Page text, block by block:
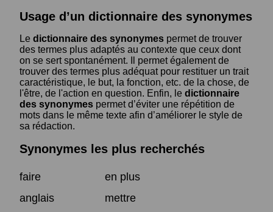
Usage d’un dictionnaire des synonymes
Le dictionnaire des synonymes permet de trouver
des termes plus adaptés au contexte que ceux dont
on se sert spontanément. Il permet également de
trouver des termes plus adéquat pour restituer un trait
caractéristique, le but, la fonction, etc. de la chose, de
l'être, de l'action en question. Enfin, le dictionnaire
des synonymes permet d’éviter une répétition de
mots dans le même texte afin d’améliorer le style de
sa rédaction.
Synonymes les plus recherchés
faire
en plus
anglais
mettre